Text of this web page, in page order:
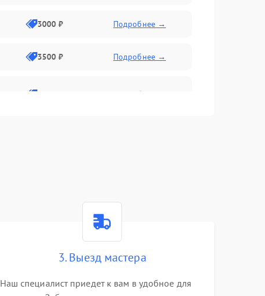
3000 ₽ Подробнее →
3500 ₽ Подробнее →
2800 ₽ Подробнее →
3. Выезд мастера
Наш специалист приедет к вам в удобное для